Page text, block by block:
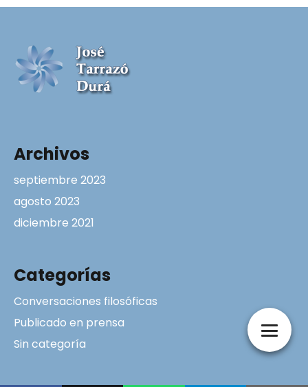
Archivos
septiembre 2023
agosto 2023
diciembre 2021
Categorías
Conversaciones filosóficas
Publicado en prensa
Sin categoría